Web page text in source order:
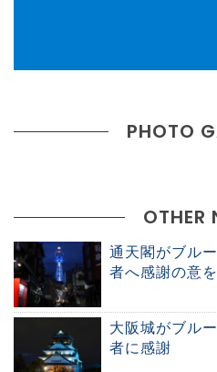
PHOTO
OTHER
通天閣がブル
者へ感謝の意
大阪城がブル
者に感謝